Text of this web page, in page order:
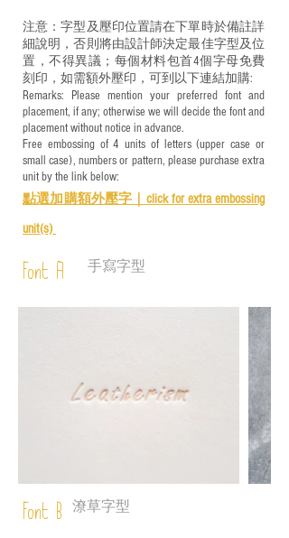
注意：字型及壓印位置請在下單時於備註詳
細說明，否則將由設計師決定最佳字型及位
置，不得異議；每個材料包首4個字母免費
刻印，如需額外壓印，可到以下連結加購:
Remarks: Please mention your preferred font and
placement, if any; otherwise we will decide the font and
placement without notice in advance.
Free embossing of 4 units of letters (upper case or
small case), numbers or pattern, please purchase extra
unit by the link below:
點選加購額外壓字｜ click for extra embossing
unit(s)
Font A 手寫字型
Font B 潦草字型